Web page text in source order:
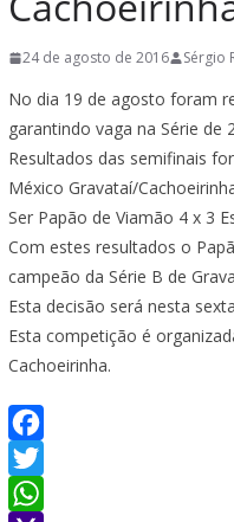
24 de agosto de 2016 Sérgio
No dia 19 de agosto foram
garantindo vaga na Série de
Resultados das semifinais
México Gravataí/
Ser Papão de Viamão 4 x 3
Com estes resultados o
campeão da Série B de
Esta decisão será nesta
Esta competição é
Cachoeirinha.
F
a
T